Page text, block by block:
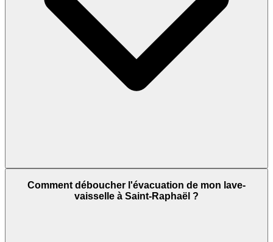
Comment déboucher l'évacuation de mon lave-
vaisselle à Saint-Raphaël ?